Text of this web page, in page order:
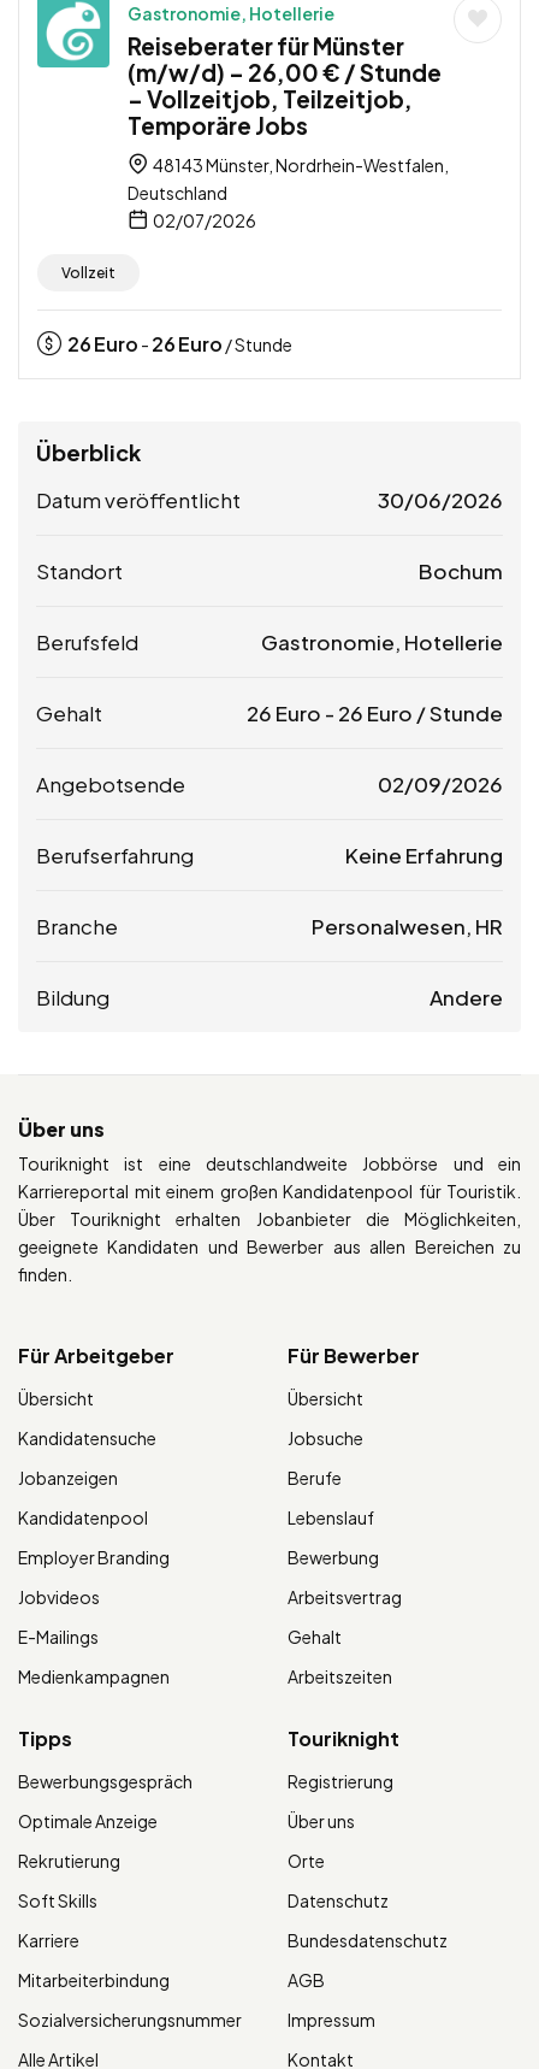
Gastronomie, Hotellerie
Reiseberater für Münster
(m/w/d) – 26,00 € / Stunde
– Vollzeitjob, Teilzeitjob,
Temporäre Jobs
48143 Münster, Nordrhein-Westfalen,
Deutschland
02/07/2026
Vollzeit
26Euro - 26Euro / Stunde
Überblick
Datum veröffentlicht 30/06/2026
Standort Bochum
Berufsfeld Gastronomie, Hotellerie
Gehalt 26 Euro - 26 Euro / Stunde
Angebotsende 02/09/2026
Berufserfahrung Keine Erfahrung
Branche Personalwesen, HR
Bildung Andere
Über uns
Touriknight ist eine deutschlandweite Jobbörse und ein
Karriereportal mit einem großen Kandidatenpool für Touristik.
Über Touriknight erhalten Jobanbieter die Möglichkeiten,
geeignete Kandidaten und Bewerber aus allen Bereichen zu
finden.
Für Arbeitgeber
Übersicht
Kandidatensuche
Jobanzeigen
Kandidatenpool
Employer Branding
Jobvideos
E-Mailings
Medienkampagnen
Für Bewerber
Übersicht
Jobsuche
Berufe
Lebenslauf
Bewerbung
Arbeitsvertrag
Gehalt
Arbeitszeiten
Tipps
Bewerbungsgespräch
Optimale Anzeige
Rekrutierung
Soft Skills
Karriere
Mitarbeiterbindung
Sozialversicherungsnummer
Alle Artikel
Touriknight
Registrierung
Über uns
Orte
Datenschutz
Bundesdatenschutz
AGB
Impressum
Kontakt